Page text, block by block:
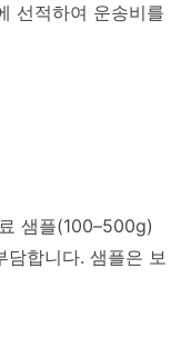
선적하여 운송비를
샘플(100–500g)
담합니다. 샘플은 보